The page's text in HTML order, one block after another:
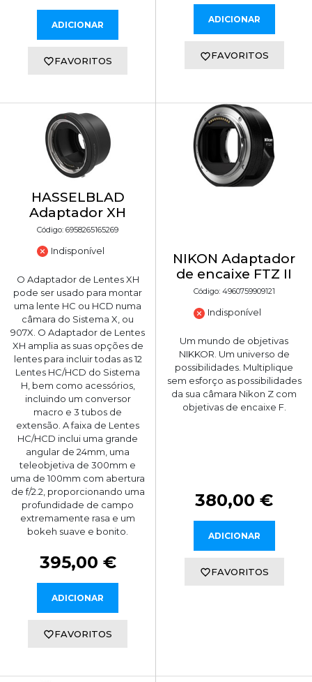
ADICIONAR
FAVORITOS
ADICIONAR
FAVORITOS
HASSELBLAD
Adaptador XH
Código: 6958265165269
Indisponível
O Adaptador de Lentes XH
pode ser usado para montar
uma lente HC ou HCD numa
câmara do Sistema X, ou
907X. O Adaptador de Lentes
XH amplia as suas opções de
lentes para incluir todas as 12
Lentes HC/HCD do Sistema
H, bem como acessórios,
incluindo um conversor
macro e 3 tubos de
extensão. A faixa de Lentes
HC/HCD inclui uma grande
angular de 24mm, uma
teleobjetiva de 300mm e
uma de 100mm com abertura
de f/2.2, proporcionando uma
profundidade de campo
extremamente rasa e um
bokeh suave e bonito.
395,00 €
ADICIONAR
FAVORITOS
NIKON Adaptador
de encaixe FTZ II
Código: 4960759909121
Indisponível
Um mundo de objetivas
NIKKOR. Um universo de
possibilidades. Multiplique
sem esforço as possibilidades
da sua câmara Nikon Z com
objetivas de encaixe F.
380,00 €
ADICIONAR
FAVORITOS